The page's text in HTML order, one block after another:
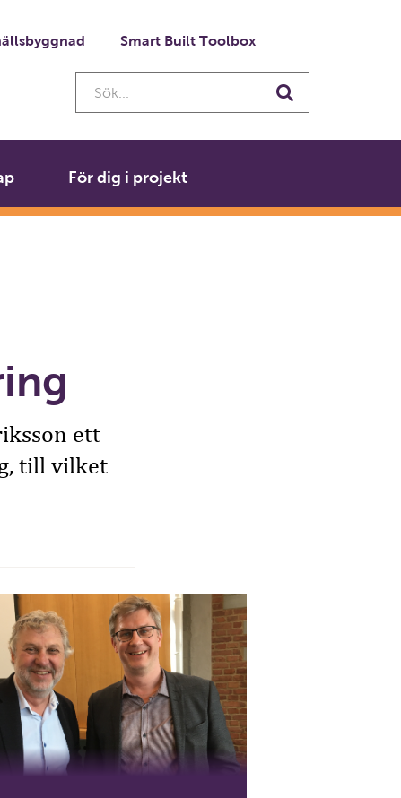
Smart Built Toolbox
Sök
För dig i projekt
ett
till vilket